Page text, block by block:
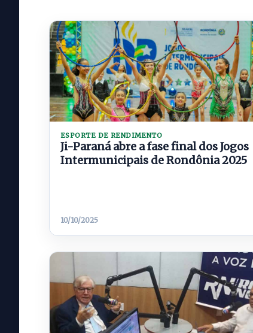
ESPORTE DE RENDIMENTO
Ji-Paraná abre a fase final dos Jogos
Intermunicipais de Rondônia 2025
10/10/2025